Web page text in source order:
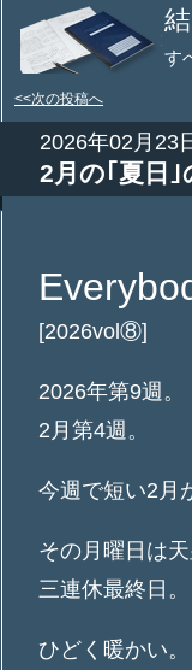
す
<<次の投稿へ
2026年02月23
2月の｢夏日
[2026vol⑧]
2026年第9週。
2月第4週。
今週で短い2月
その月曜日は天
三連休最終日。
ひどく暖かい。